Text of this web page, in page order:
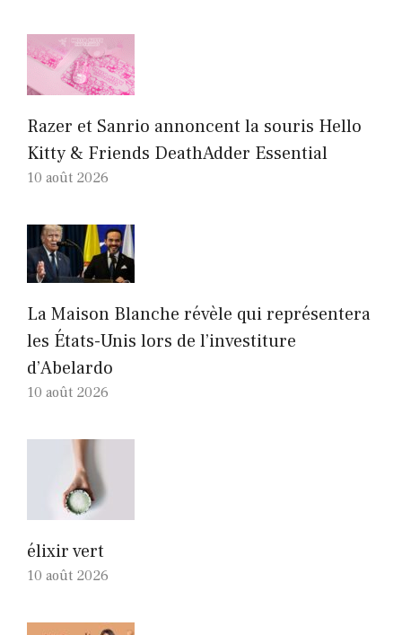
Razer et Sanrio annoncent la souris Hello
Kitty & Friends DeathAdder Essential
10 août 2026
La Maison Blanche révèle qui représentera
les États-Unis lors de l’investiture
d’Abelardo
10 août 2026
élixir vert
10 août 2026